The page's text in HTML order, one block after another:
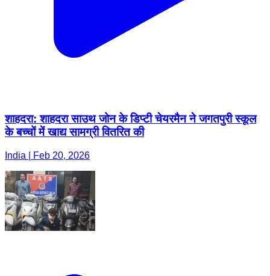
शाहदरा: शाहदरा साउथ जोन के डिप्टी चेयरमैन ने जगतपुरी स्कूल
के बच्चों में खाद्य सामग्री वितरित की
India | Feb 20, 2026